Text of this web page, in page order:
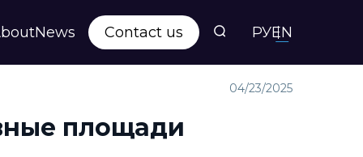
News Contact us РУEN
04/23/2025
площади